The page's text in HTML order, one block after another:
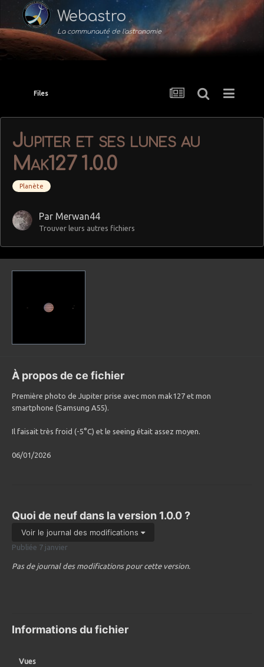
Webastro
La communauté de l'astronomie
Files
Jupiter et ses lunes au
Mak127 1.0.0
Planète
Par Merwan44
Trouver leurs autres fichiers
À propos de ce fichier
Première photo de Jupiter prise avec mon mak127 et mon
smartphone (Samsung A55).
Il faisait très froid (-5°C) et le seeing était assez moyen.
06/01/2026
Quoi de neuf dans la version 1.0.0 ?
Voir le journal des modifications
Publiée 7 janvier
Pas de journal des modifications pour cette version.
Informations du fichier
Vues